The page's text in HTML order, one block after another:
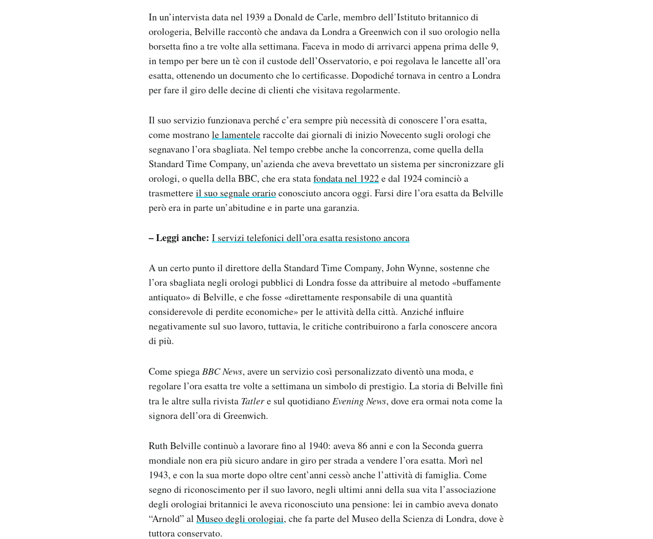
In un’intervista data nel 1939 a Donald de Carle, membro dell’Istituto britannico di
orologeria, Belville raccontò che andava da Londra a Greenwich con il suo orologio nella
borsetta fino a tre volte alla settimana. Faceva in modo di arrivarci appena prima delle 9,
in tempo per bere un tè con il custode dell’Osservatorio, e poi regolava le lancette all’ora
esatta, ottenendo un documento che lo certificasse. Dopodiché tornava in centro a Londra
per fare il giro delle decine di clienti che visitava regolarmente.
Il suo servizio funzionava perché c’era sempre più necessità di conoscere l’ora esatta,
come mostranole lamenteleraccolte dai giornali di inizio Novecento sugli orologi che
segnavano l’ora sbagliata. Nel tempo crebbe anche la concorrenza, come quella della
Standard Time Company, un’azienda che aveva brevettato un sistema per sincronizzare gli
orologi, o quella della BBC, che era statafondata nel 1922e dal 1924 cominciò a
trasmettereil suo segnale orarioconosciuto ancora oggi. Farsi dire l’ora esatta da Belville
però era in parte un’abitudine e in parte una garanzia.
– Leggi anche: I servizi telefonici dell’ora esatta resistono ancora
A un certo punto il direttore della Standard Time Company, John Wynne, sostenne che
l’ora sbagliata negli orologi pubblici di Londra fosse da attribuire al metodo «buffamente
antiquato» di Belville, e che fosse «direttamente responsabile di una quantità
considerevole di perdite economiche» per le attività della città. Anziché influire
negativamente sul suo lavoro, tuttavia, le critiche contribuirono a farla conoscere ancora
di più.
Come spiegaBBC News, avere un servizio così personalizzato diventò una moda, e
regolare l’ora esatta tre volte a settimana un simbolo di prestigio. La storia di Belville finì
tra le altre sulla rivista Tatlere sul quotidianoEvening News, dove era ormai nota come la
signora dell’ora di Greenwich.
Ruth Belville continuò a lavorare fino al 1940: aveva 86 anni e con la Seconda guerra
mondiale non era più sicuro andare in giro per strada a vendere l’ora esatta. Morì nel
1943, e con la sua morte dopo oltre cent’anni cessò anche l’attività di famiglia. Come
segno di riconoscimento per il suo lavoro, negli ultimi anni della sua vita l’associazione
degli orologiai britannici le aveva riconosciuto una pensione: lei in cambio aveva donato
“Arnold” al Museo degli orologiai, che fa parte del Museo della Scienza di Londra, dove è
tuttora conservato.